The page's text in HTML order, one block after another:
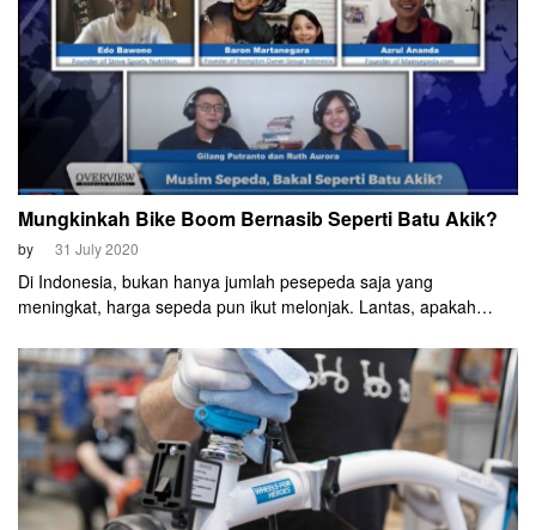
Mungkinkah Bike Boom Bernasib Seperti Batu Akik?
by 31 July 2020
Di Indonesia, bukan hanya jumlah pesepeda saja yang
meningkat, harga sepeda pun ikut melonjak. Lantas, apakah